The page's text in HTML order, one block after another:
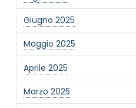
Giugno 2025
Maggio 2025
Aprile 2025
Marzo 2025
NOME STRUTTURA